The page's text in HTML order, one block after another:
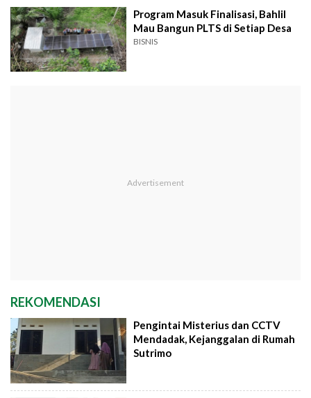
Program Masuk Finalisasi, Bahlil
Mau Bangun PLTS di Setiap Desa
BISNIS
REKOMENDASI
Pengintai Misterius dan CCTV
Mendadak, Kejanggalan di Rumah
Sutrimo